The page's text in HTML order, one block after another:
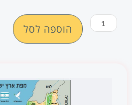
כמות
של
הוספה לסל